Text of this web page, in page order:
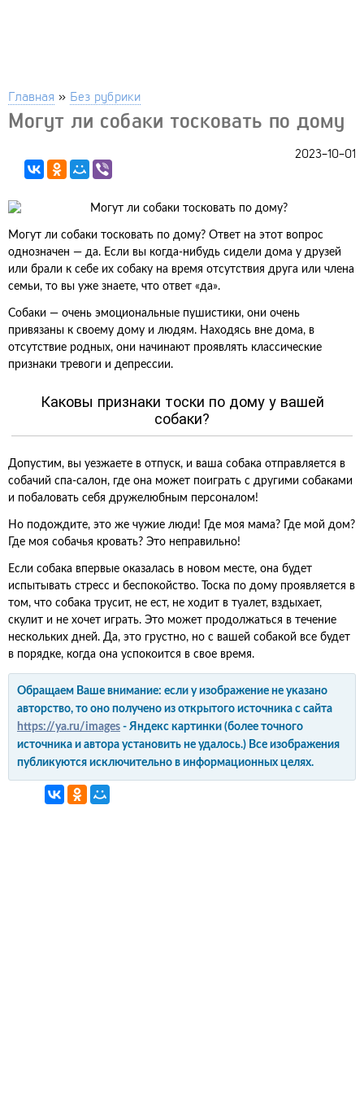
Главная » Без рубрики
Могут ли собаки тосковать по дому
2023-10-01
Могут ли собаки тосковать по дому? Ответ на этот вопрос
однозначен — да. Если вы когда-нибудь сидели дома у друзей
или брали к себе их собаку на время отсутствия друга или члена
семьи, то вы уже знаете, что ответ «да».
Собаки — очень эмоциональные пушистики, они очень
привязаны к своему дому и людям. Находясь вне дома, в
отсутствие родных, они начинают проявлять классические
признаки тревоги и депрессии.
Каковы признаки тоски по дому у вашей
собаки?
Допустим, вы уезжаете в отпуск, и ваша собака отправляется в
собачий спа-салон, где она может поиграть с другими собаками
и побаловать себя дружелюбным персоналом!
Но подождите, это же чужие люди! Где моя мама? Где мой дом?
Где моя собачья кровать? Это неправильно!
Если собака впервые оказалась в новом месте, она будет
испытывать стресс и беспокойство. Тоска по дому проявляется в
том, что собака трусит, не ест, не ходит в туалет, вздыхает,
скулит и не хочет играть. Это может продолжаться в течение
нескольких дней. Да, это грустно, но с вашей собакой все будет
в порядке, когда она успокоится в свое время.
Обращаем Ваше внимание: если у изображение не указано
авторство, то оно получено из открытого источника с сайта
https://ya.ru/images - Яндекс картинки (более точного
источника и автора установить не удалось.) Все изображения
публикуются исключительно в информационных целях.